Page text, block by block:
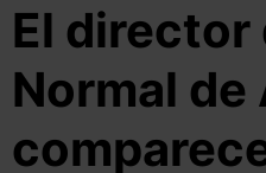
El director
Normal